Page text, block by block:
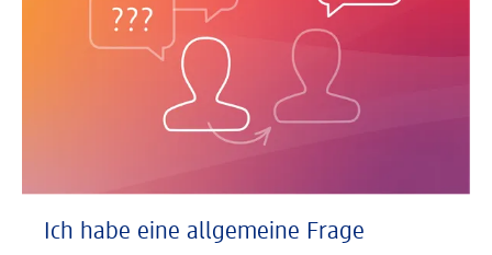
Ich habe eine allgemeine Frage